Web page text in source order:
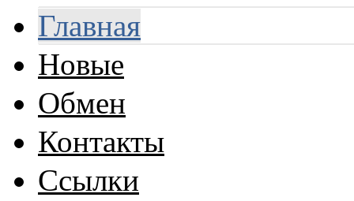
Главная
Новые
Обмен
Контакты
Ссылки